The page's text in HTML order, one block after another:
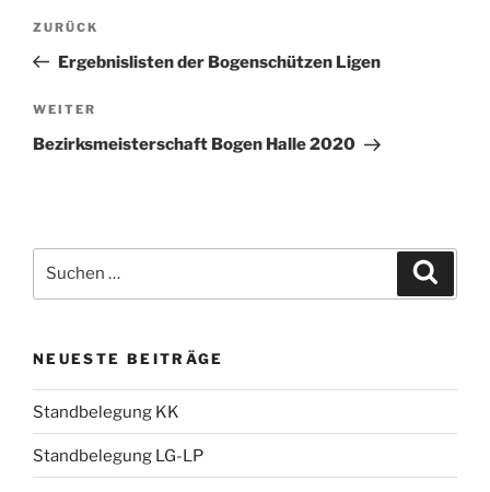
Beitragsnavigation
Vorheriger
Beitrag
ZURÜCK
Ergebnislisten der Bogenschützen Ligen
Nächster
Beitrag
WEITER
Bezirksmeisterschaft Bogen Halle 2020
nach:
NEUESTE BEITRÄGE
Standbelegung KK
Standbelegung LG-LP